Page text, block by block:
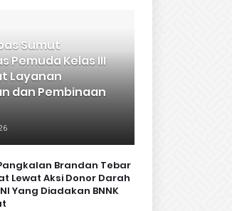
Sumut
Pemuda Kelas III
Layanan
dan Pembinaan
Brandan Tebar
Lewat Aksi Donor Darah
Yang Diadakan BNNK